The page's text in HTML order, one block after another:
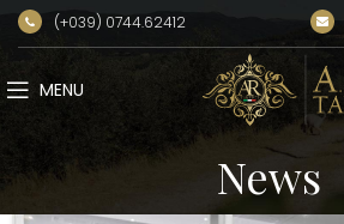
(+039) 0744.62412
MENU
News